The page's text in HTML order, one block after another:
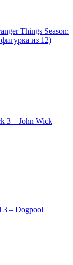
Things Season:
из 12)
3 – John Wick
3 – Dogpool